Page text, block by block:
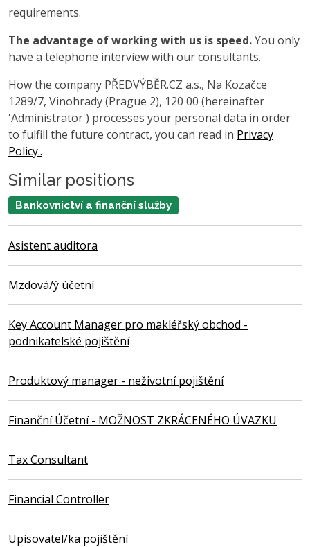
requirements.
The advantage of working with us is speed.You only
have a telephone interview with our consultants.
How the company PŘEDVÝBĚR.CZ a.s., Na Kozačce
1289/7, Vinohrady (Prague 2), 120 00 (hereinafter
'Administrator') processes your personal data in order
to fulfill the future contract, you can read in Privacy
Policy..
Similar positions
Bankovnictví a finanční služby
Asistent auditora
Mzdová/ý účetní
Key Account Manager pro makléřský obchod -
podnikatelské pojištění
Produktový manager - neživotní pojištění
Finanční Účetní - MOŽNOST ZKRÁCENÉHO ÚVAZKU
Tax Consultant
Financial Controller
Upisovatel/ka pojištění